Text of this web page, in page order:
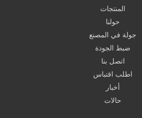
المنتجات
حولنا
جولة في المصنع
ضبط الجودة
اتصل بنا
اطلب اقتباس
أخبار
حالات